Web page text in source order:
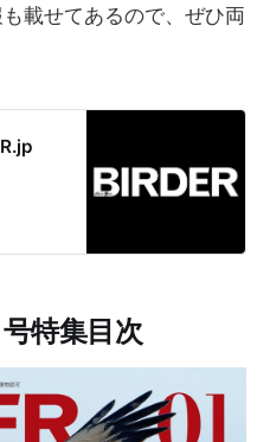
載せてあるので、ぜひ両
特集目次